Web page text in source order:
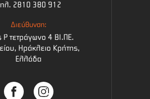
2810 380 912
Διεύθυνση:
Ρ τετράγωνο 4 BI.ΠΕ.
Ηράκλειο Κρήτης,
Ελλάδα